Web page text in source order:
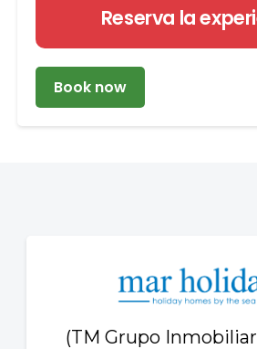
Reserva la
Book now
(TM Grupo